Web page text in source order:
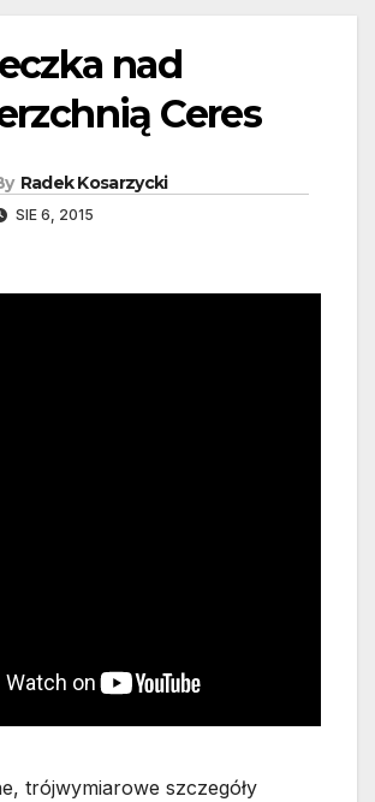
nad
Ceres
Radek Kosarzycki
SIE 6, 2015
trójwymiarowe szczegóły